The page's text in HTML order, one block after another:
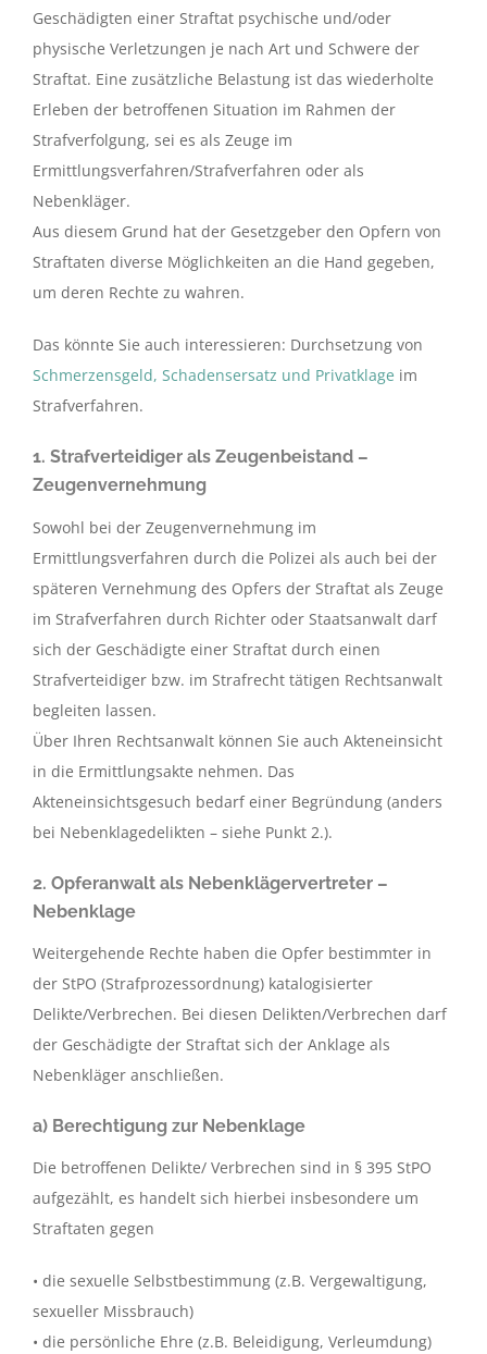
Geschädigten einer Straftat psychische und/oder
physische Verletzungen je nach Art und Schwere der
Straftat. Eine zusätzliche Belastung ist das wiederholte
Erleben der betroffenen Situation im Rahmen der
Strafverfolgung, sei es als Zeuge im
Ermittlungsverfahren/Strafverfahren oder als
Nebenkläger.
Aus diesem Grund hat der Gesetzgeber den Opfern von
Straftaten diverse Möglichkeiten an die Hand gegeben,
um deren Rechte zu wahren.
Das könnte Sie auch interessieren: Durchsetzung von
Schmerzensgeld, Schadensersatz und Privatklage im
Strafverfahren.
1. Strafverteidiger als Zeugenbeistand –
Zeugenvernehmung
Sowohl bei der Zeugenvernehmung im
Ermittlungsverfahren durch die Polizei als auch bei der
späteren Vernehmung des Opfers der Straftat als Zeuge
im Strafverfahren durch Richter oder Staatsanwalt darf
sich der Geschädigte einer Straftat durch einen
Strafverteidiger bzw. im Strafrecht tätigen Rechtsanwalt
begleiten lassen.
Über Ihren Rechtsanwalt können Sie auch Akteneinsicht
in die Ermittlungsakte nehmen. Das
Akteneinsichtsgesuch bedarf einer Begründung (anders
bei Nebenklagedelikten – siehe Punkt 2.).
2. Opferanwalt als Nebenklägervertreter –
Nebenklage
Weitergehende Rechte haben die Opfer bestimmter in
der StPO (Strafprozessordnung) katalogisierter
Delikte/Verbrechen. Bei diesen Delikten/Verbrechen darf
der Geschädigte der Straftat sich der Anklage als
Nebenkläger anschließen.
a) Berechtigung zur Nebenklage
Die betroffenen Delikte/ Verbrechen sind in § 395 StPO
aufgezählt, es handelt sich hierbei insbesondere um
Straftaten gegen
• die sexuelle Selbstbestimmung (z.B. Vergewaltigung,
sexueller Missbrauch)
• die persönliche Ehre (z.B. Beleidigung, Verleumdung)